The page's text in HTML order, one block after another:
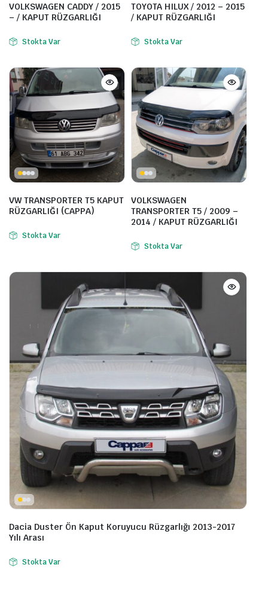
VOLKSWAGEN CADDY / 2015
– / KAPUT RÜZGARLIĞI
Stokta Var
TOYOTA HILUX / 2012 – 2015
/ KAPUT RÜZGARLIĞI
Stokta Var
VW TRANSPORTER T5 KAPUT
RÜZGARLIĞI (CAPPA)
Stokta Var
VOLKSWAGEN
TRANSPORTER T5 / 2009 –
2014 / KAPUT RÜZGARLIĞI
Stokta Var
Dacia Duster Ön Kaput Koruyucu Rüzgarlığı 2013-2017
Yılı Arası
Stokta Var